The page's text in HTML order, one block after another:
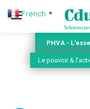
Solutions
PHVA -
Le pouvoir &
French ▼